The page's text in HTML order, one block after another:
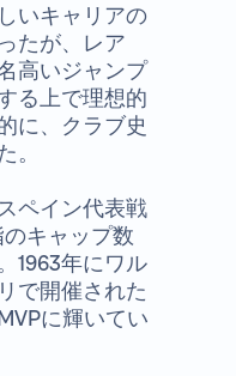
いキャリアの
たが、レア
高いジャンプ
る上で理想的
に、クラブ史
。
ペイン代表戦
キャップ数
1963年にワル
で開催された
に輝いてい